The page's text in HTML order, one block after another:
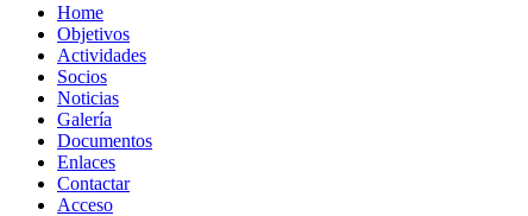
Home
Objetivos
Actividades
Socios
Noticias
Galería
Documentos
Enlaces
Contactar
Acceso